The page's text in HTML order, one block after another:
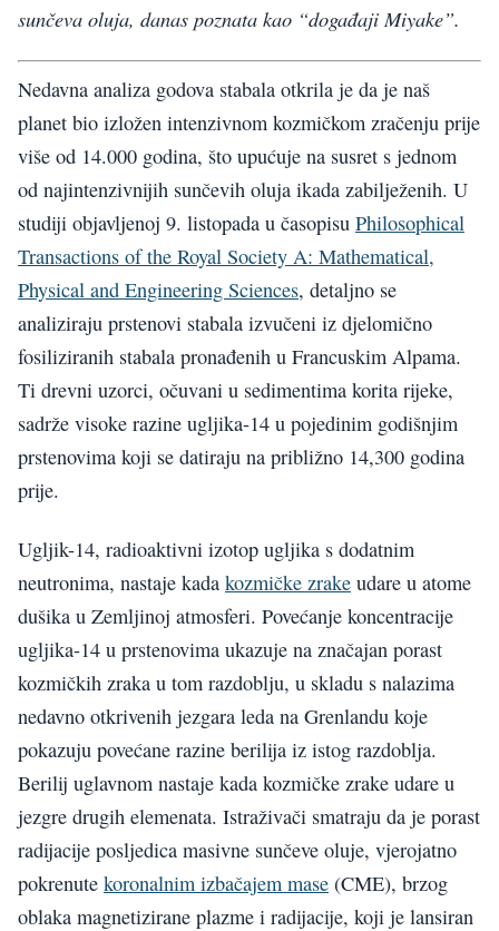
sunčeva oluja, danas poznata kao “događaji Miyake”.
Nedavna analiza godova stabala otkrila je da je naš
planet bio izložen intenzivnom kozmičkom zračenju prije
više od 14.000 godina, što upućuje na susret s jednom
od najintenzivnijih sunčevih oluja ikada zabilježenih. U
studiji objavljenoj 9. listopada u časopisu Philosophical
Transactions of the Royal Society A: Mathematical,
Physical and Engineering Sciences, detaljno se
analiziraju prstenovi stabala izvučeni iz djelomično
fosiliziranih stabala pronađenih u Francuskim Alpama.
Ti drevni uzorci, očuvani u sedimentima korita rijeke,
sadrže visoke razine ugljika-14 u pojedinim godišnjim
prstenovima koji se datiraju na približno 14,300 godina
prije.
Ugljik-14, radioaktivni izotop ugljika s dodatnim
neutronima, nastaje kada kozmičke zrake udare u atome
dušika u Zemljinoj atmosferi. Povećanje koncentracije
ugljika-14 u prstenovima ukazuje na značajan porast
kozmičkih zraka u tom razdoblju, u skladu s nalazima
nedavno otkrivenih jezgara leda na Grenlandu koje
pokazuju povećane razine berilija iz istog razdoblja.
Berilij uglavnom nastaje kada kozmičke zrake udare u
jezgre drugih elemenata. Istraživači smatraju da je porast
radijacije posljedica masivne sunčeve oluje, vjerojatno
pokrenute koronalnim izbačajem mase (CME), brzog
oblaka magnetizirane plazme i radijacije, koji je lansiran